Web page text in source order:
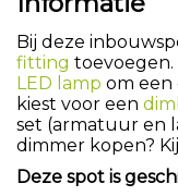
Bij deze
fitting toevoegen.
LED lamp om een
kiest voor een
set (armatuur en
dimmer kopen?
Deze spot is